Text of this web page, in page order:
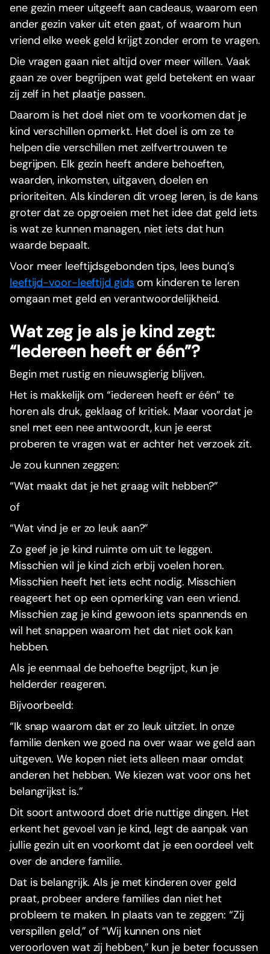
ene gezin meer uitgeeft aan cadeaus, waarom een
ander gezin vaker uit eten gaat, of waarom hun
vriend elke week geld krijgt zonder erom te vragen.
Die vragen gaan niet altijd over meer willen. Vaak
gaan ze over begrijpen wat geld betekent en waar
zij zelf in het plaatje passen.
Daarom is het doel niet om te voorkomen dat je
kind verschillen opmerkt. Het doel is om ze te
helpen die verschillen met zelfvertrouwen te
begrijpen. Elk gezin heeft andere behoeften,
waarden, inkomsten, uitgaven, doelen en
prioriteiten. Als kinderen dit vroeg leren, is de kans
groter dat ze opgroeien met het idee dat geld iets
is wat ze kunnen managen, niet iets dat hun
waarde bepaalt.
Voor meer leeftijdsgebonden tips, lees bunq’s
leeftijd-voor-leeftijd gids om kinderen te leren
omgaan met geld en verantwoordelijkheid.
Wat zeg je als je kind zegt:
“Iedereen heeft er één”?
Begin met rustig en nieuwsgierig blijven.
Het is makkelijk om “iedereen heeft er één” te
horen als druk, geklaag of kritiek. Maar voordat je
snel met een nee antwoordt, kun je eerst
proberen te vragen wat er achter het verzoek zit.
Je zou kunnen zeggen:
“Wat maakt dat je het graag wilt hebben?”
of
“Wat vind je er zo leuk aan?”
Zo geef je je kind ruimte om uit te leggen.
Misschien wil je kind zich erbij voelen horen.
Misschien heeft het iets echt nodig. Misschien
reageert het op een opmerking van een vriend.
Misschien zag je kind gewoon iets spannends en
wil het snappen waarom het dat niet ook kan
hebben.
Als je eenmaal de behoefte begrijpt, kun je
helderder reageren.
Bijvoorbeeld:
“Ik snap waarom dat er zo leuk uitziet. In onze
familie denken we goed na over waar we geld aan
uitgeven. We kopen niet iets alleen maar omdat
anderen het hebben. We kiezen wat voor ons het
belangrijkst is.”
Dit soort antwoord doet drie nuttige dingen. Het
erkent het gevoel van je kind, legt de aanpak van
jullie gezin uit en voorkomt dat je een oordeel velt
over de andere familie.
Dat is belangrijk. Als je met kinderen over geld
praat, probeer andere families dan niet het
probleem te maken. In plaats van te zeggen: “Zij
verspillen geld,” of “Wij kunnen ons niet
veroorloven wat zij hebben,” kun je beter focussen